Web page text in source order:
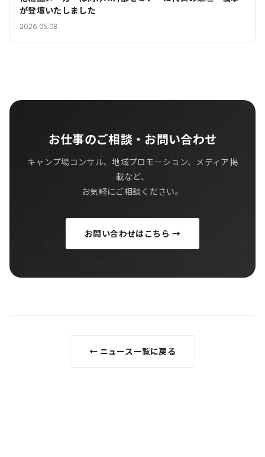
が登壇いたしました
2026.05.08
お仕事のご相談・お問い合わせ
キャンプ場コンサル、地域プロモーション、メディア掲
載など、
お気軽にご相談ください。
お問い合わせはこちら →
← ニュース一覧に戻る